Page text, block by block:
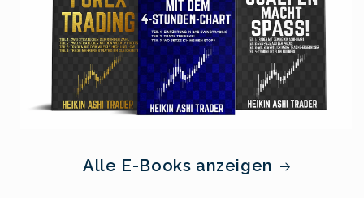
Alle E-Books anzeigen